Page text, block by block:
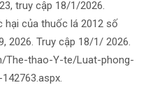
truy cập 18/1/2026.
hại của thuốc lá 2012 số
2026. Truy cập 18/1/ 2026.
The-thao-Y-te/Luat-phong-